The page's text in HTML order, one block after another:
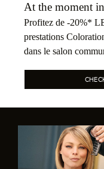
At the moment
Profitez de -20%*
prestations
dans le salon